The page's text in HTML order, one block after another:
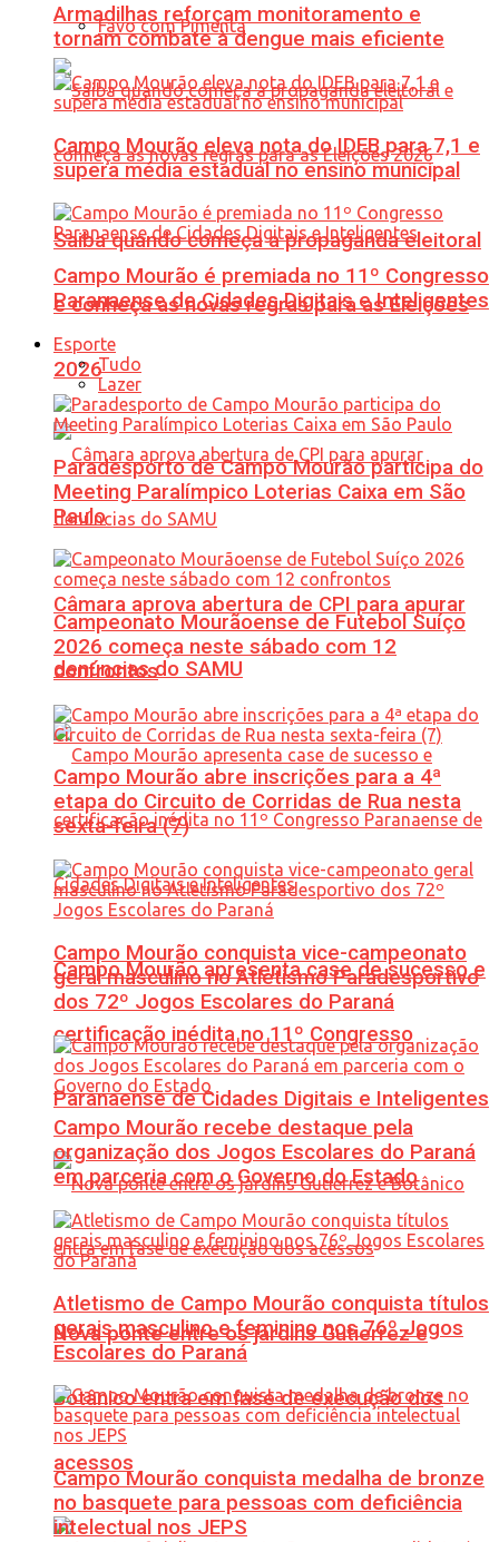
Favo com Pimenta
Saiba quando começa a propaganda eleitoral
e conheça as novas regras para as Eleições
2026
Câmara aprova abertura de CPI para apurar
denúncias do SAMU
Campo Mourão apresenta case de sucesso e
certificação inédita no 11º Congresso
Paranaense de Cidades Digitais e Inteligentes
Nova ponte entre os jardins Gutierrez e
Botânico entra em fase de execução dos
acessos
Armadilhas reforçam monitoramento e
tornam combate à dengue mais eficiente
Campo Mourão eleva nota do IDEB para 7,1 e
supera média estadual no ensino municipal
Campo Mourão é premiada no 11º Congresso
Paranaense de Cidades Digitais e Inteligentes
Esporte
Tudo
Lazer
Paradesporto de Campo Mourão participa do
Meeting Paralímpico Loterias Caixa em São
Paulo
Campeonato Mourãoense de Futebol Suíço
2026 começa neste sábado com 12
confrontos
Campo Mourão abre inscrições para a 4ª
etapa do Circuito de Corridas de Rua nesta
sexta-feira (7)
Campo Mourão conquista vice-campeonato
geral masculino no Atletismo Paradesportivo
dos 72º Jogos Escolares do Paraná
Campo Mourão recebe destaque pela
organização dos Jogos Escolares do Paraná
em parceria com o Governo do Estado
Atletismo de Campo Mourão conquista títulos
gerais masculino e feminino nos 76º Jogos
Escolares do Paraná
Campo Mourão conquista medalha de bronze
no basquete para pessoas com deficiência
intelectual nos JEPS